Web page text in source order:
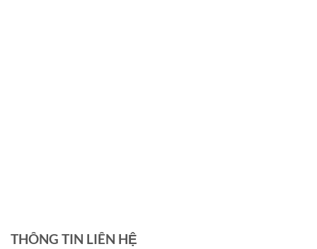
THÔNG TIN LIÊN HỆ